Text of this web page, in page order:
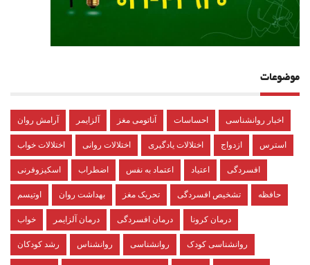
موضوعات
آرامش روان آلزایمر آناتومی مغز احساسات اخبار روانشناسی
اختلالات خواب اختلالات روانی اختلالات یادگیری ازدواج استرس
اسکیزوفرنی اضطراب اعتماد به نفس اعتیاد افسردگی
اوتیسم بهداشت روان تحریک مغز تشخیص افسردگی حافظه
خواب درمان آلزایمر درمان افسردگی درمان کرونا
رشد کودکان روانشناس روانشناسی روانشناسی کودک